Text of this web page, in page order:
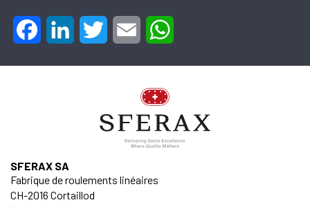
SA-OUV
6090 A x 45
SU.620.006090.045.20
FacebookLinkedIn Twitter Email
SFERAX SA
Fabrique de roulements linéaires
CH-2016 Cortaillod